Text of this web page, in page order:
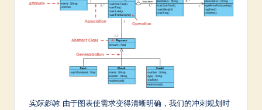
实际影响: 由于图表使需求变得清晰明确，我们的冲刺规划时